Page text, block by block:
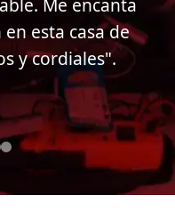
cliente en esta
atentos conmigo.
casi 15 años".